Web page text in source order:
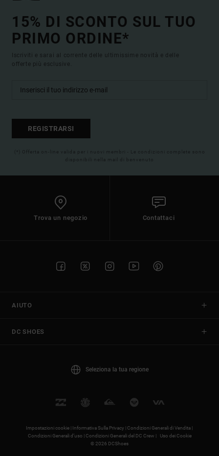
15% DI SCONTO SUL TUO
PRIMO ORDINE*
Iscriviti e sarai al corrente delle ultimissime novità e delle
offerte più esclusive.
REGISTRARSI
(*) Offerta on-line valida per i nuovi membri - Le condizioni complete sono
disponibili nella mail di benvenuto
Trova un negozio Contattaci
AIUTO
DC SHOES
Seleziona la tua regione
Impostazioni cookie | Informativa Sulla Privacy |Condizioni Generali di Vendita |
Condizioni Generali d’uso |Condizioni Generali del DC Crew |
Uso dei Cookie
© 2026 DCShoes